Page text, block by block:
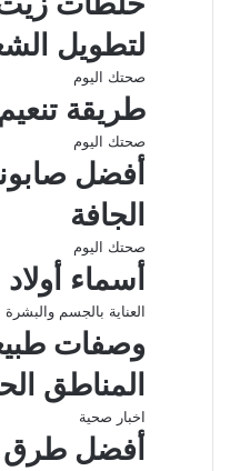
لتطويل
صحتك اليوم
طريقة
صحتك اليوم
أفضل
الجافة
صحتك اليوم
أسماء أولاد
العناية بالجسم والبشرة
وصفات
المناطق
اخبار صحية
أفضل طرق